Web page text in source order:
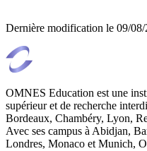
Dernière modification le 09/
OMNES Education est une
supérieur et de recherche
Bordeaux, Chambéry, Lyon,
Avec ses campus à Abidjan,
Londres, Monaco et Munich,